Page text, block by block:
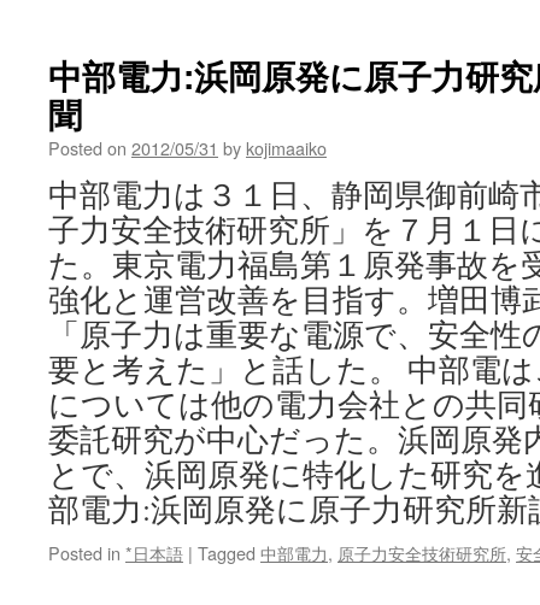
中部電力:浜岡原発に原子力研
聞
Posted on 2012/05/31 by kojimaaiko
中部電力は３１日、静岡県御前崎
子力安全技術研究所」を７月１日
た。東京電力福島第１原発事故を
強化と運営改善を目指す。増田博
「原子力は重要な電源で、安全
要と考えた」と話した。 中部電
については他の電力会社との共
委託研究が中心だった。浜岡原発
とで、浜岡原発に特化した研究
部電力:浜岡原発に原子力研究所新
Posted in *日本語 | Tagged 中部電力, 原子力安全技術研究所, 安